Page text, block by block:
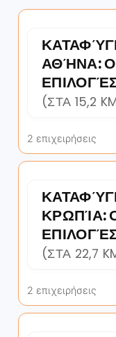
ΑΘΉΝΑ:
(ΣΤΑ 15,2
2 επιχειρήσεις
ΚΡΩΠΊΑ:
(ΣΤΑ 22,7
2 επιχειρήσεις